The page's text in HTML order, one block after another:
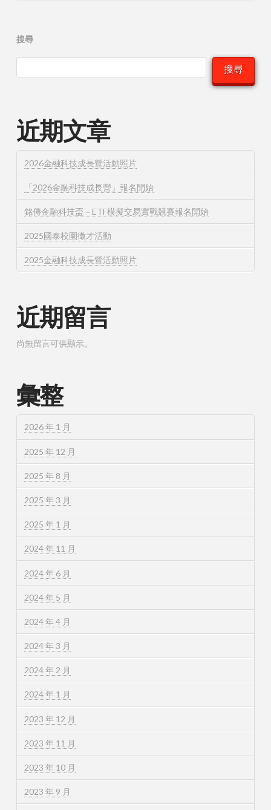
搜尋
搜尋
近期文章
2026金融科技成長營活動照片
「2026金融科技成長營」報名開始
銘傳金融科技盃－ETF模擬交易實戰競賽報名開始
2025國泰校園徵才活動
2025金融科技成長營活動照片
近期留言
尚無留言可供顯示。
彙整
2026 年 1 月
2025 年 12 月
2025 年 8 月
2025 年 3 月
2025 年 1 月
2024 年 11 月
2024 年 6 月
2024 年 5 月
2024 年 4 月
2024 年 3 月
2024 年 2 月
2024 年 1 月
2023 年 12 月
2023 年 11 月
2023 年 10 月
2023 年 9 月